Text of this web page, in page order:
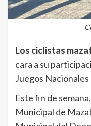
Los ciclistas
cara a su
Juegos
Este fin de
Municipal de